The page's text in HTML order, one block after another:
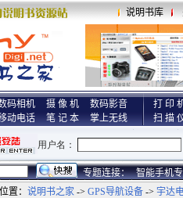
说明书库
码相机 摄 像 机
数码影音
动电话
笔 记 本 掌上无线
打 印
扫 描
专题连接： 智能手机
置： 说明书之家 -> GPS导航设备 -> 宇达